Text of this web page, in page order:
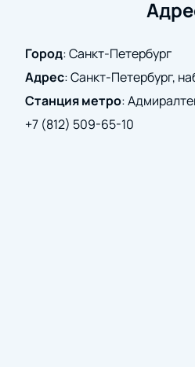
билет обязательно станет
стороны мы гарантируем их
легко обменять или вернуть
Город:Санкт-Петербург
Адрес:Санкт-Петербург,
Станция метро:
+7 (812) 509-65-10